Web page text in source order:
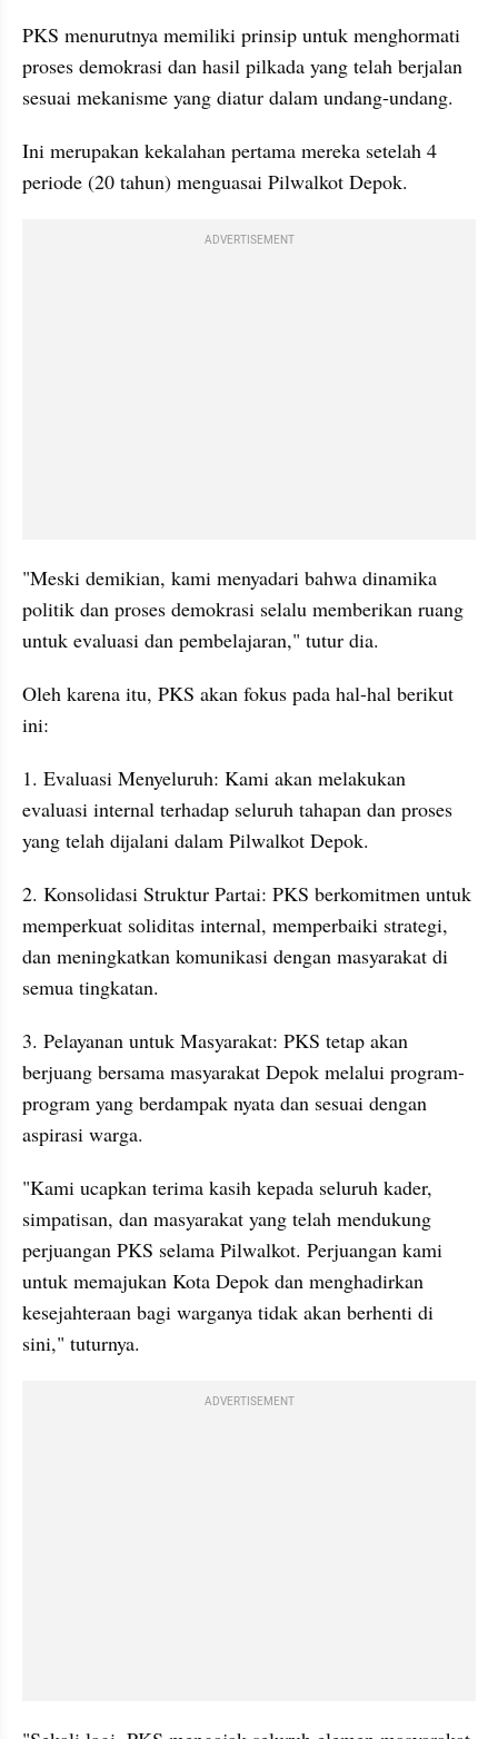
PKS menurutnya memiliki prinsip untuk menghormati
proses demokrasi dan hasil pilkada yang telah berjalan
sesuai mekanisme yang diatur dalam undang-undang.
Ini merupakan kekalahan pertama mereka setelah 4
periode (20 tahun) menguasai Pilwalkot Depok.
ADVERTISEMENT
"Meski demikian, kami menyadari bahwa dinamika
politik dan proses demokrasi selalu memberikan ruang
untuk evaluasi dan pembelajaran," tutur dia.
Oleh karena itu, PKS akan fokus pada hal-hal berikut
ini:
1. Evaluasi Menyeluruh: Kami akan melakukan
evaluasi internal terhadap seluruh tahapan dan proses
yang telah dijalani dalam Pilwalkot Depok.
2. Konsolidasi Struktur Partai: PKS berkomitmen untuk
memperkuat soliditas internal, memperbaiki strategi,
dan meningkatkan komunikasi dengan masyarakat di
semua tingkatan.
3. Pelayanan untuk Masyarakat: PKS tetap akan
berjuang bersama masyarakat Depok melalui program-
program yang berdampak nyata dan sesuai dengan
aspirasi warga.
"Kami ucapkan terima kasih kepada seluruh kader,
simpatisan, dan masyarakat yang telah mendukung
perjuangan PKS selama Pilwalkot. Perjuangan kami
untuk memajukan Kota Depok dan menghadirkan
kesejahteraan bagi warganya tidak akan berhenti di
sini," tuturnya.
ADVERTISEMENT